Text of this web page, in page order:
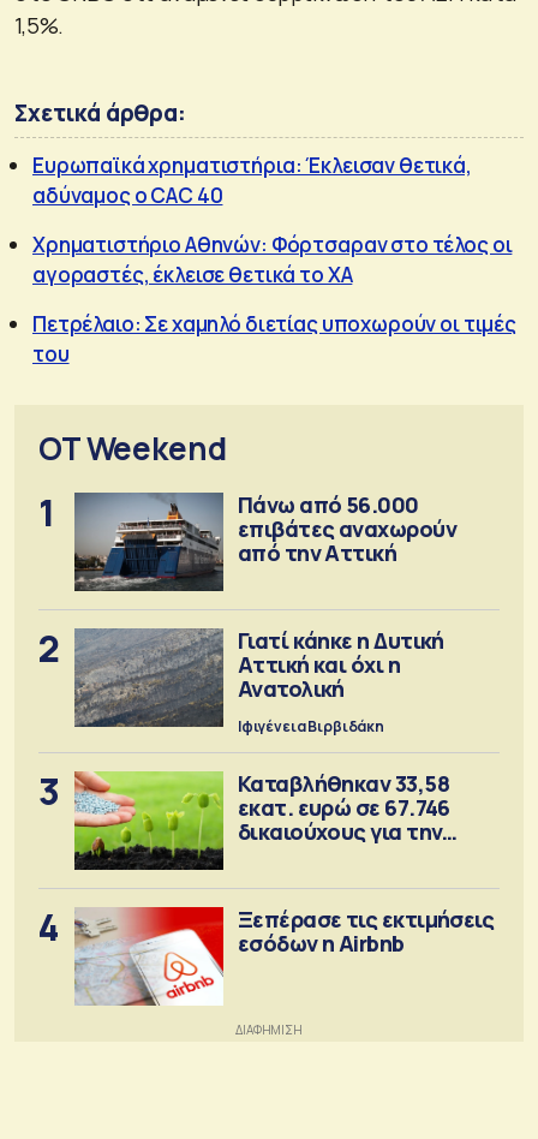
1,5%.
Σχετικά άρθρα:
Ευρωπαϊκά χρηματιστήρια: Έκλεισαν θετικά,
αδύναμος ο CAC 40
Χρηματιστήριο Αθηνών: Φόρτσαραν στο τέλος οι
αγοραστές, έκλεισε θετικά το ΧΑ
Πετρέλαιο: Σε χαμηλό διετίας υποχωρούν οι τιμές
του
OT Weekend
1
Πάνω από 56.000
επιβάτες αναχωρούν
από την Αττική
2
Γιατί κάηκε η Δυτική
Αττική και όχι η
Ανατολική
Ιφιγένεια Βιρβιδάκη
3
Καταβλήθηκαν 33,58
εκατ. ευρώ σε 67.746
δικαιούχους για την
4
Ξεπέρασε τις εκτιμήσεις
εσόδων η Airbnb